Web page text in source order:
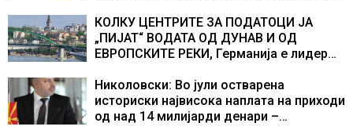
КОЛКУ ЦЕНТРИТЕ ЗА ПОДАТОЦИ ЈА
„ПИЈАТ“ ВОДАТА ОД ДУНАВ И ОД
ЕВРОПСКИТЕ РЕКИ, Германија е лидер
центри за податоци
Николовски: Во јули остварена
историски највисока наплата на приходи
од над 14 милијарди денари –